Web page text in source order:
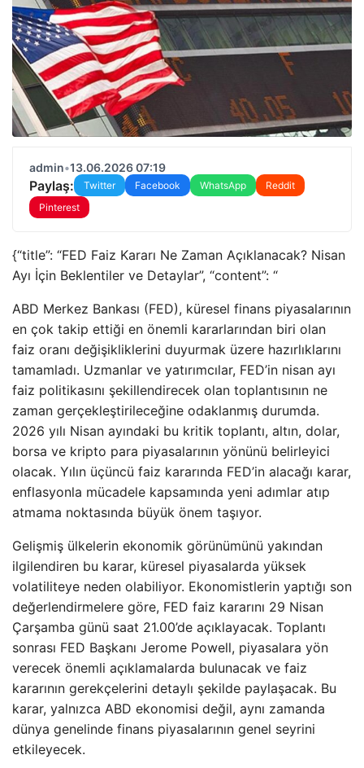
admin•13.06.2026 07:19
Paylaş: Twitter Facebook WhatsApp
Reddit
Pinterest
{“title”: “FED Faiz Kararı Ne Zaman Açıklanacak? Nisan
Ayı İçin Beklentiler ve Detaylar”, “content”: “
ABD Merkez Bankası (FED), küresel finans piyasalarının
en çok takip ettiği en önemli kararlarından biri olan
faiz oranı değişikliklerini duyurmak üzere hazırlıklarını
tamamladı. Uzmanlar ve yatırımcılar, FED’in nisan ayı
faiz politikasını şekillendirecek olan toplantısının ne
zaman gerçekleştirileceğine odaklanmış durumda.
2026 yılı Nisan ayındaki bu kritik toplantı, altın, dolar,
borsa ve kripto para piyasalarının yönünü belirleyici
olacak. Yılın üçüncü faiz kararında FED’in alacağı karar,
enflasyonla mücadele kapsamında yeni adımlar atıp
atmama noktasında büyük önem taşıyor.
Gelişmiş ülkelerin ekonomik görünümünü yakından
ilgilendiren bu karar, küresel piyasalarda yüksek
volatiliteye neden olabiliyor. Ekonomistlerin yaptığı son
değerlendirmelere göre, FED faiz kararını 29 Nisan
Çarşamba günü saat 21.00’de açıklayacak. Toplantı
sonrası FED Başkanı Jerome Powell, piyasalara yön
verecek önemli açıklamalarda bulunacak ve faiz
kararının gerekçelerini detaylı şekilde paylaşacak. Bu
karar, yalnızca ABD ekonomisi değil, aynı zamanda
dünya genelinde finans piyasalarının genel seyrini
etkileyecek.